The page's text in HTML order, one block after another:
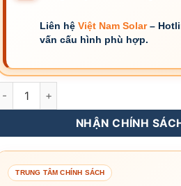
Liên hệViệt Nam Solar–
vấn cấu hình phù hợp.
RSM132-11-630BNDG-Tấm Pin
NHẬN CHÍNH
TRUNG TÂM CHÍNH SÁCH